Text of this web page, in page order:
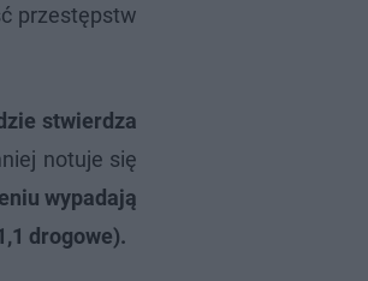
przestępstw
stwierdza
notuje się
wypadają
drogowe).